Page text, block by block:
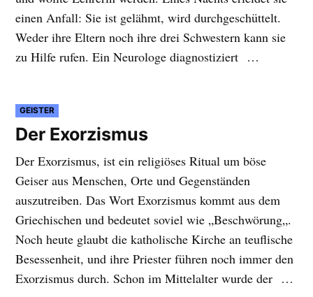
einen Anfall: Sie ist gelähmt, wird durchgeschüttelt.
Weder ihre Eltern noch ihre drei Schwestern kann sie
zu Hilfe rufen. Ein Neurologe diagnostiziert …
VERÖFFENTLICHT
IN
GEISTER
Der Exorzismus
Der Exorzismus, ist ein religiöses Ritual um böse
Geiser aus Menschen, Orte und Gegenständen
auszutreiben. Das Wort Exorzismus kommt aus dem
Griechischen und bedeutet soviel wie „Beschwörung„.
Noch heute glaubt die katholische Kirche an teuflische
Besessenheit, und ihre Priester führen noch immer den
Exorzismus durch. Schon im Mittelalter wurde der …